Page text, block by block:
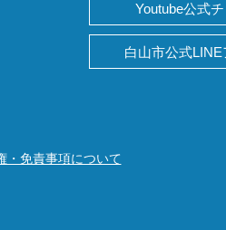
Youtube公式
白山市公式LINE
・免責事項について